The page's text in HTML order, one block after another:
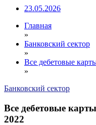
23.05.2026
Главная
»
Банковский сектор
»
Все дебетовые
»
Банковский сектор
Все дебетовые
2022